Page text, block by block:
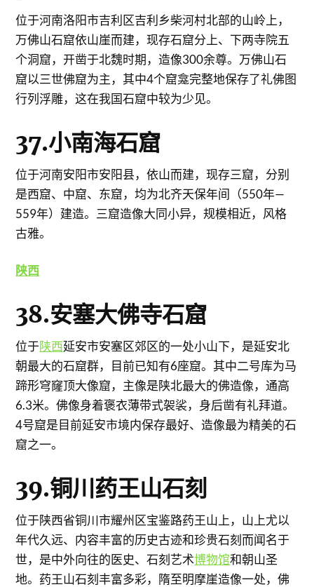
位于河南洛阳市吉利区吉利乡柴河村北部的山岭上，
万佛山石窟依山崖而建，现存石窟分上、下两寺院五
个洞窟，开凿于北魏时期，造像300余尊。万佛山石
窟以三世佛窟为主，其中4个窟龛完整地保存了礼佛图
行列浮雕，这在我国石窟中较为少见。
37.小南海石窟
位于河南安阳市安阳县，依山而建，现存三窟，分别
是西窟、中窟、东窟，均为北齐天保年间（550年—
559年）建造。三窟造像大同小异，规模相近，风格
古雅。
陕西
38.安塞大佛寺石窟
位于陕西延安市安塞区郊区的一处小山下，是延安北
朝最大的石窟群，目前已知有6座窟。其中二号库为马
蹄形穹窿顶大像窟，主像是陕北最大的佛造像，通高
6.3米。佛像身着褒衣薄带式袈裟，身后凿有礼拜道。
4号窟是目前延安市境内保存最好、造像最为精美的石
窟之一。
39.铜川药王山石刻
位于陕西省铜川市耀州区宝鉴路药王山上，山上尤以
年代久远、内容丰富的历史古迹和珍贵石刻而闻名于
世，是中外向往的医史、石刻艺术博物馆和朝山圣
地。药王山石刻丰富多彩，隋至明摩崖造像一处，佛